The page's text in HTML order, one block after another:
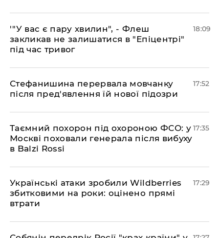
​'"У вас є пару хвилин", - Флеш
закликав не залишатися в "Епіцентрі"
під час тривог
18:09
​Стефанишина перервала мовчанку
після пред'явлення їй нової підозри
17:52
​Таємний похорон під охороною ФСО: у
Москві поховали генерала після вибуху
в Balzi Rossi
17:35
​Українські атаки зробили Wildberries
збитковими на роки: оцінено прямі
втрати
17:29